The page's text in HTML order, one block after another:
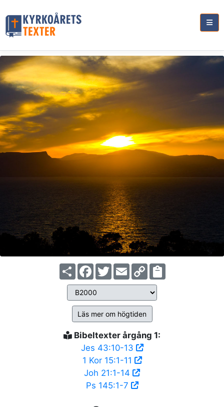
ShareFacebook
TwitterEmailCopy
Link
Läs mer om högtiden
Bibeltexter årgång 1:
Jes 43:10-13
1 Kor 15:1-11
Joh 21:1-14
Ps 145:1-7